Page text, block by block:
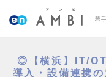
若
◎【横浜】IT/
導入・設備連携